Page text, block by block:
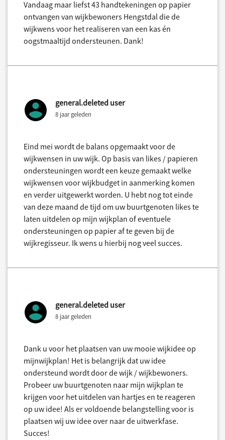
Vandaag maar liefst 43 handtekeningen op papier
ontvangen van wijkbewoners Hengstdal die de
wijkwens voor het realiseren van een kas én
oogstmaaltijd ondersteunen. Dank!
general.deleted user
8 jaar geleden
Eind mei wordt de balans opgemaakt voor de
wijkwensen in uw wijk. Op basis van likes / papieren
ondersteuningen wordt een keuze gemaakt welke
wijkwensen voor wijkbudget in aanmerking komen
en verder uitgewerkt worden. U hebt nog tot einde
van deze maand de tijd om uw buurtgenoten likes te
laten uitdelen op mijn wijkplan of eventuele
ondersteuningen op papier af te geven bij de
wijkregisseur. Ik wens u hierbij nog veel succes.
general.deleted user
8 jaar geleden
Dank u voor het plaatsen van uw mooie wijkidee op
mijnwijkplan! Het is belangrijk dat uw idee
ondersteund wordt door de wijk / wijkbewoners.
Probeer uw buurtgenoten naar mijn wijkplan te
krijgen voor het uitdelen van hartjes en te reageren
op uw idee! Als er voldoende belangstelling voor is
plaatsen wij uw idee over naar de uitwerkfase.
Succes!